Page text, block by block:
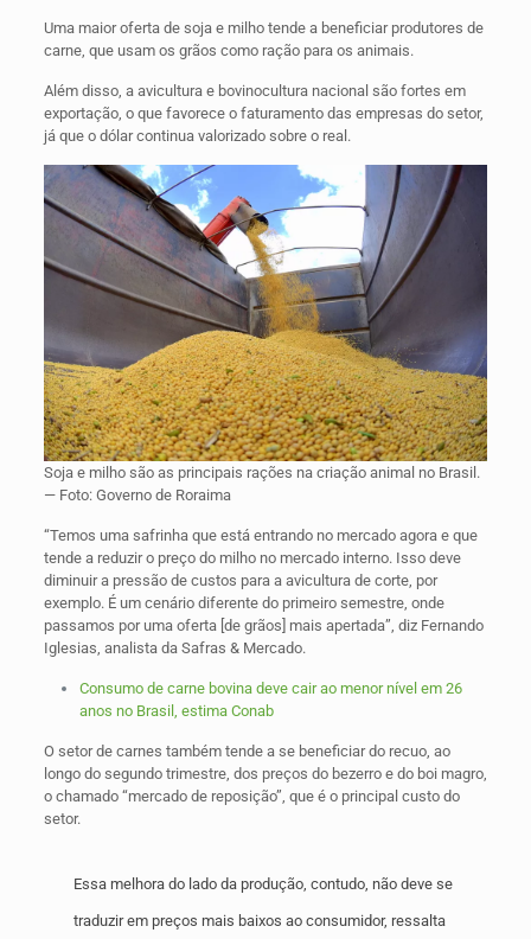
Uma maior oferta de soja e milho tende a beneficiar produtores de
carne, que usam os grãos como ração para os animais.
Além disso, a avicultura e bovinocultura nacional são fortes em
exportação, o que favorece o faturamento das empresas do setor,
já que o dólar continua valorizado sobre o real.
Soja e milho são as principais rações na criação animal no Brasil.
— Foto: Governo de Roraima
“Temos uma safrinha que está entrando no mercado agora e que
tende a reduzir o preço do milho no mercado interno. Isso deve
diminuir a pressão de custos para a avicultura de corte, por
exemplo. É um cenário diferente do primeiro semestre, onde
passamos por uma oferta [de grãos] mais apertada”, diz Fernando
Iglesias, analista da Safras & Mercado.
Consumo de carne bovina deve cair ao menor nível em 26
anos no Brasil, estima Conab
O setor de carnes também tende a se beneficiar do recuo, ao
longo do segundo trimestre, dos preços do bezerro e do boi magro,
o chamado “mercado de reposição”, que é o principal custo do
setor.
Essa melhora do lado da produção, contudo, não deve se
traduzir em preços mais baixos ao consumidor, ressalta